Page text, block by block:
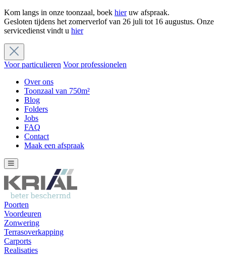
Kom langs in onze toonzaal, boek hieruw afspraak.
Gesloten tijdens het zomerverlof van 26 juli tot 16 augustus. Onze
servicedienst vindt u hier
Voor particulieren Voor professionelen
Over ons
Toonzaal van 750m²
Blog
Folders
Jobs
FAQ
Contact
Maak een afspraak
Poorten
Voordeuren
Zonwering
Terrasoverkapping
Carports
Realisaties